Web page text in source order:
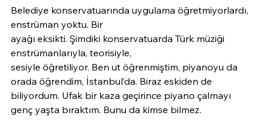
Belediye konservatuarında uygulama öğretmiyorlardı,
enstrüman yoktu. Bir
ayağı eksikti. Şimdiki konservatuarda Türk müziği
enstrümanlarıyla, teorisiyle,
sesiyle öğretiliyor. Ben ut öğrenmiştim, piyanoyu da
orada öğrendim, İstanbul’da. Biraz eskiden de
biliyordum. Ufak bir kaza geçirince piyano çalmayı
genç yaşta bıraktım. Bunu da kimse bilmez.